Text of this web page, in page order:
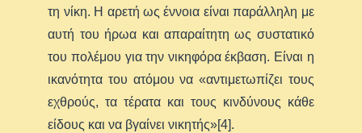
τη νίκη. Η αρετή ως έννοια είναι παράλληλη με
αυτή του ήρωα και απαραίτητη ως συστατικό
του πολέμου για την νικηφόρα έκβαση. Είναι η
ικανότητα του ατόμου να «αντιμετωπίζει τους
εχθρούς, τα τέρατα και τους κινδύνους κάθε
είδους και να βγαίνει νικητής»[4].